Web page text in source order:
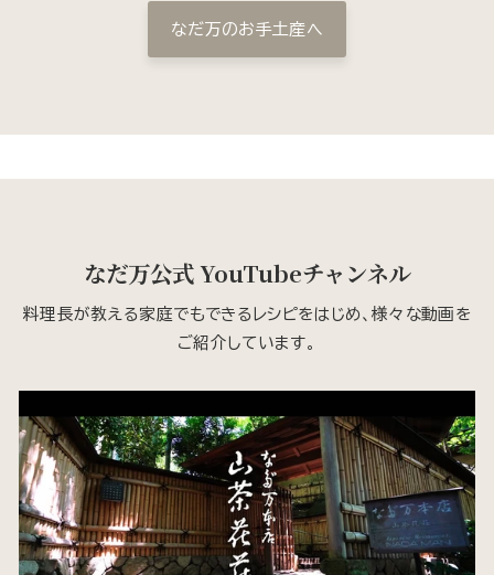
なだ万のお手土産へ
なだ万公式 YouTubeチャンネル
料理長が教える家庭でもできるレシピをはじめ、様々な動画を
ご紹介しています。